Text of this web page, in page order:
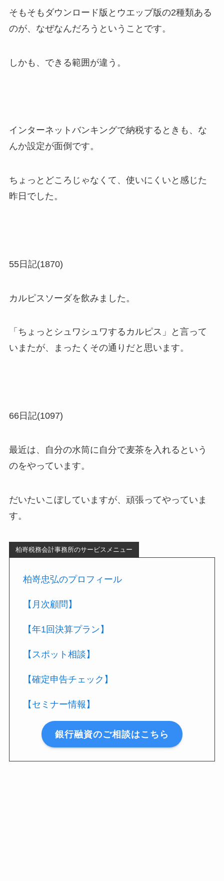
そもそもダウンロード版とウエッブ版の2種類ある
のが、なぜなんだろうということです。
しかも、できる範囲が違う。
インターネットバンキングで納税するときも、な
んか設定が面倒です。
ちょっとどころじゃなくて、使いにくいと感じた
昨日でした。
55日記(1870)
カルピスソーダを飲みました。
「ちょっとシュワシュワするカルピス」と言って
いまたが、まったくその通りだと思います。
66日記(1097)
最近は、自分の水筒に自分で麦茶を入れるという
のをやっています。
だいたいこぼしていますが、頑張ってやっていま
す。
柏嵜税務会計事務所のサービスメニュー
柏嵜忠弘のプロフィール
【月次顧問】
【年1回決算プラン】
【スポット相談】
【確定申告チェック】
【セミナー情報】
銀行融資のご相談はこちら